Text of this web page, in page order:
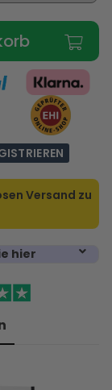
Versand zu
hier